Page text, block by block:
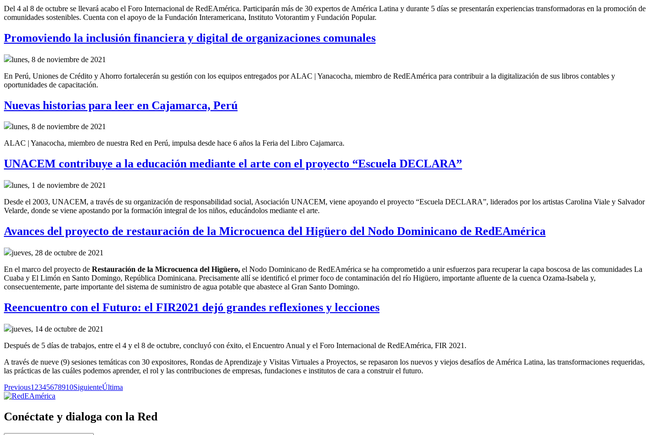
Del 4 al 8 de octubre se llevará acabo el Foro Internacional de RedEAmérica. Participarán más de 30 expertos de América Latina y durante 5 días se presentarán experiencias transformadoras en la promoción de
comunidades sostenibles. Cuenta con el apoyo de la Fundación Interamericana, Instituto Votorantim y Fundación Popular.
Promoviendo la inclusión financiera y digital de organizaciones comunales
lunes, 8 de noviembre de 2021
En Perú, Uniones de Crédito y Ahorro fortalecerán su gestión con los equipos entregados por ALAC | Yanacocha, miembro de RedEAmérica para contribuir a la digitalización de sus libros contables y
oportunidades de capacitación.
Nuevas historias para leer en Cajamarca, Perú
lunes, 8 de noviembre de 2021
ALAC | Yanacocha, miembro de nuestra Red en Perú, impulsa desde hace 6 años la Feria del Libro Cajamarca.
UNACEM contribuye a la educación mediante el arte con el proyecto “Escuela DECLARA”
lunes, 1 de noviembre de 2021
Desde el 2003, UNACEM, a través de su organización de responsabilidad social, Asociación UNACEM, viene apoyando el proyecto “Escuela DECLARA”, liderados por los artistas Carolina Viale y Salvador
Velarde, donde se viene apostando por la formación integral de los niños, educándolos mediante el arte.
Avances del proyecto de restauración de la Microcuenca del Higüero del Nodo Dominicano de RedEAmérica
jueves, 28 de octubre de 2021
En el marco del proyecto de Restauración de la Microcuenca del Higüero, el Nodo Dominicano de RedEAmérica se ha comprometido a unir esfuerzos para recuperarla capa boscosa de las comunidades La
Cuaba y El Limón en Santo Domingo, República Dominicana. Precisamente allíse identificó el primer foco de contaminación del río Higüero, importante afluente de la cuenca Ozama-Isabela y,
consecuentemente, parte importante del sistema de suministro de agua potable que abastece al Gran Santo Domingo.
Reencuentro con el Futuro: el FIR2021 dejó grandes reflexiones y lecciones
jueves, 14 de octubre de 2021
Después de 5 días de trabajos, entre el 4 y el 8 de octubre, concluyó con éxito, el Encuentro Anual y el Foro Internacional de RedEAmérica, FIR 2021.
A través de nueve (9) sesiones temáticas con 30 expositores, Rondas de Aprendizaje y Visitas Virtuales a Proyectos, se repasaron los nuevos y viejos desafíos de América Latina, las transformaciones requeridas,
las prácticas de las cuáles podemos aprender, el rol y las contribuciones de empresas, fundaciones e institutos de cara a construir el futuro.
Previous1 2345678910SiguienteÚltima
Conéctate y dialoga con la Red